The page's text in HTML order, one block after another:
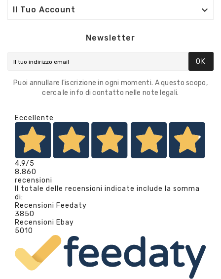
Il Tuo Account 
Newsletter
OK
Puoi annullare l'iscrizione in ogni momenti. A questo scopo,
cerca le info di contatto nelle note legali.
Eccellente
4,9/5
8.860
recensioni
Il totale delle recensioni indicate include la somma
di:
Recensioni Feedaty
3850
Recensioni Ebay
5010